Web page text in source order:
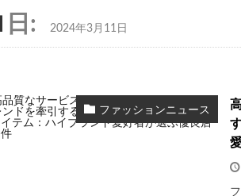
日: 2024年3月11日
ファッションニュース